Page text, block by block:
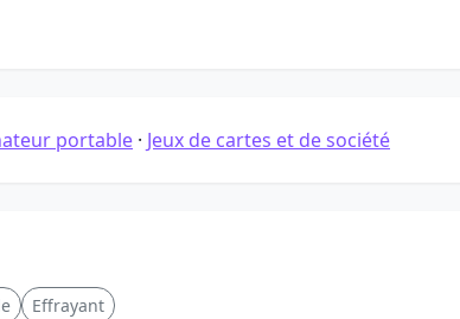
portable · Jeux de cartes et de société
Effrayant